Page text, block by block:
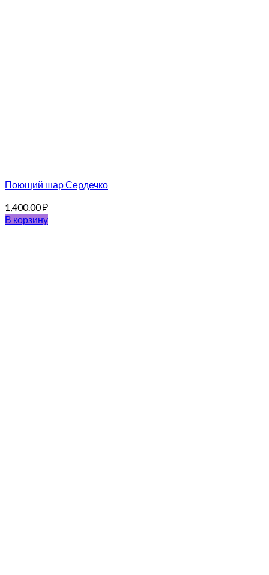
Поющий шар Сердечко
1,400.00₽
В корзину